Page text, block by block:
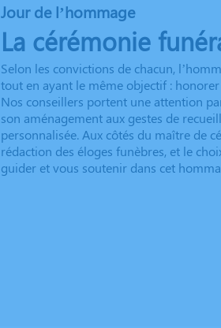
Jour de l’hommage
La cérémonie
Selon les convictions de chacun,
tout en ayant le même objectif :
Nos conseillers portent une attention
son aménagement aux gestes de
personnalisée. Aux côtés du maître de
rédaction des éloges funèbres, et le
guider et vous soutenir dans cet